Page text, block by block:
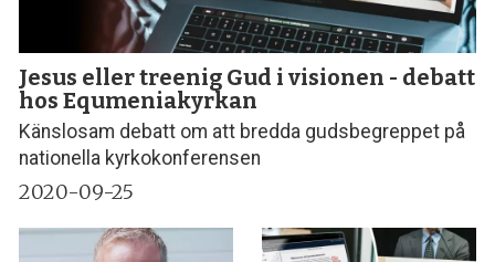
Jesus eller treenig Gud i visionen - debatt
hos Equmeniakyrkan
Känslosam debatt om att bredda gudsbegreppet på
nationella kyrkokonferensen
2020-09-25